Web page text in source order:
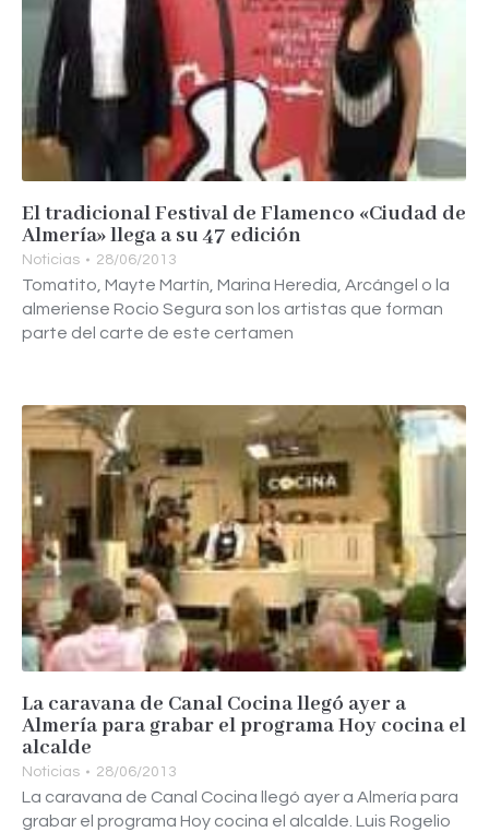
El tradicional Festival de Flamenco «Ciudad de
Almería» llega a su 47 edición
Noticias 28/06/2013
Tomatito, Mayte Martín, Marina Heredia, Arcángel o la
almeriense Rocio Segura son los artistas que forman
parte del carte de este certamen
La caravana de Canal Cocina llegó ayer a
Almería para grabar el programa Hoy cocina el
alcalde
Noticias 28/06/2013
La caravana de Canal Cocina llegó ayer a Almería para
grabar el programa Hoy cocina el alcalde. Luis Rogelio